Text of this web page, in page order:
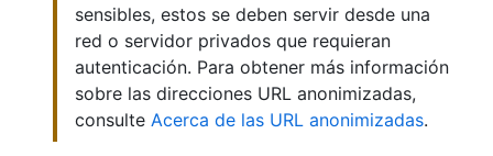
sensibles, estos se deben servir desde una
red o servidor privados que requieran
autenticación. Para obtener más información
sobre las direcciones URL anonimizadas,
consulte Acerca de las URL anonimizadas.